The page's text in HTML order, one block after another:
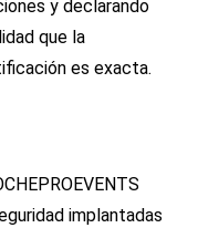
y declarando
que la
es exacta.
implantadas